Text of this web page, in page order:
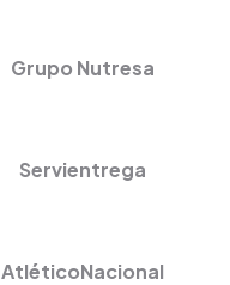
Grupo Nutresa
Servientrega
AtléticoNacional